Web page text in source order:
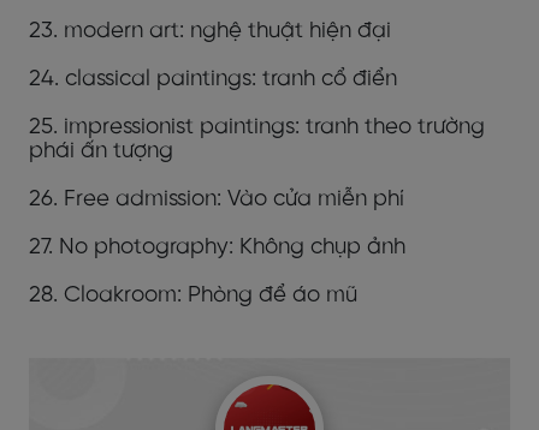
23. modern art: nghệ thuật hiện đại
24. classical paintings: tranh cổ điển
25. impressionist paintings: tranh theo trường
phái ấn tượng
26. Free admission: Vào cửa miễn phí
27. No photography: Không chụp ảnh
28. Cloakroom: Phòng để áo mũ